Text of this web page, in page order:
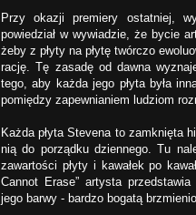
Przy okazji premiery ostatniej,
powiedział w wywiadzie, że bycie
żeby z płyty na płytę twórczo
rację. Tę zasadę od dawna
tego, aby każda jego płyta była
pomiędzy zapewnianiem ludziom
Każda płyta Stevena to zamknięta
nią do porządku dziennego. Tu
zawartości płyty i kawałek po
Cannot Erase” artysta
jego barwy - bardzo bogatą